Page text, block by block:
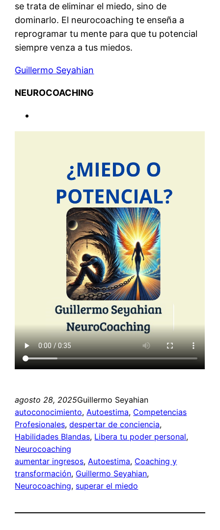
se trata de eliminar el miedo, sino de
dominarlo. El neurocoaching te enseña a
reprogramar tu mente para que tu potencial
siempre venza a tus miedos.
Guillermo Seyahian
NEUROCOACHING
agosto 28, 2025Guillermo Seyahian
autoconocimiento, Autoestima, Competencias
Profesionales, despertar de conciencia
Habilidades Blandas, Libera tu poder personal
Neurocoaching
aumentar ingresos, Autoestima, Coaching y
transformación, Guillermo Seyahian
Neurocoaching, superar el miedo